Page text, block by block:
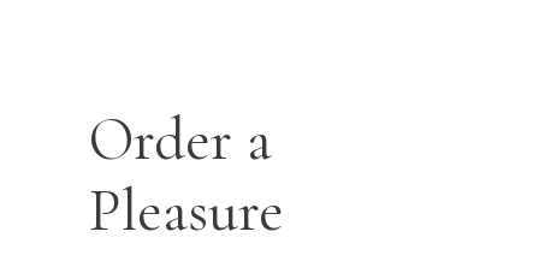
Order a
Pleasure